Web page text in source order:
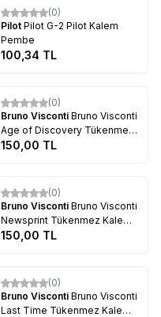
(0)
Pilot Pilot G-2 Pilot Kalem
Pembe
100,34 TL
(0)
Bruno Visconti Bruno Visconti
Age of Discovery Tükenmez
Kalem 0.7mm 20-0293
150,00 TL
(0)
Bruno Visconti ​Bruno Visconti
Newsprint Tükenmez Kalem
0.7mm 20-0293-10
150,00 TL
(0)
Bruno Visconti ​Bruno Visconti
Last Time Tükenmez Kalem